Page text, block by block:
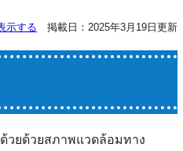
示する 掲載日：2025年3月19日更新
วยด้วยสภาพแวดล้อมทาง